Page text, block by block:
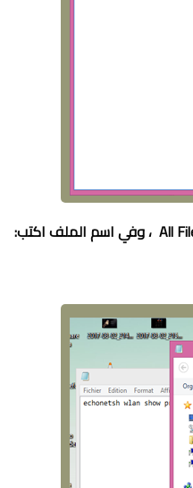
،وفي اسم الملف اكتب: